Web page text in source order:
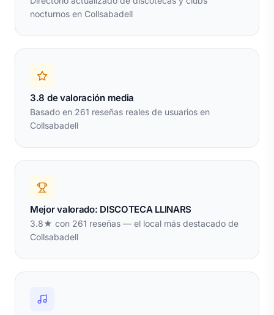
nocturnos en Collsabadell
3.8 de valoración media
Basado en 261 reseñas reales de usuarios en
Collsabadell
Mejor valorado: DISCOTECA LLINARS
3.8★ con 261 reseñas — el local más destacado de
Collsabadell